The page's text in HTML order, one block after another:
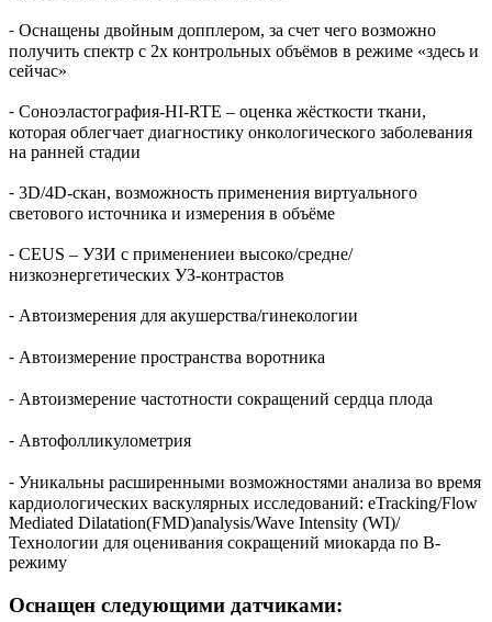
⁃ Оснащены двойным допплером, за счет чего возможно
получить спектр с 2х контрольных объёмов в режиме «здесь и
сейчас»
⁃ Соноэластография-HI-RTE – оценка жёсткости ткани,
которая облегчает диагностику онкологического заболевания
на ранней стадии
⁃ 3D/4D-скан, возможность применения виртуального
светового источника и измерения в объёме
⁃ CEUS – УЗИ с применениеи высоко/средне/
низкоэнергетических УЗ-контрастов
⁃ Автоизмерения для акушерства/гинекологии
⁃ Автоизмерение пространства воротника
⁃ Автоизмерение частотности сокращений сердца плода
⁃ Автофолликулометрия
⁃ Уникальны расширенными возможностями анализа во время
кардиологических васкулярных исследований: eTracking/Flow
Mediated Dilatation(FMD)analysis/Wave Intensity (WI)/
Технологии для оценивания сокращений миокарда по B-
режиму
Оснащен следующими датчиками: